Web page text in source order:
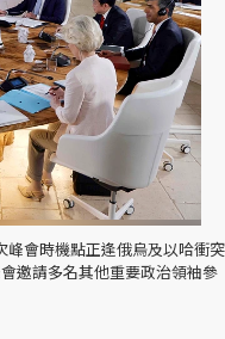
峰會時機點正逢俄烏及以哈衝突
邀請多名其他重要政治領袖參